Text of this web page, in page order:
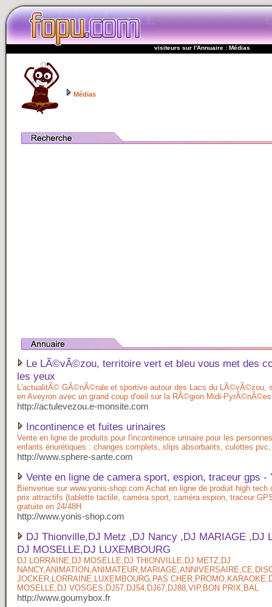
visiteurs sur l'Annuaire : Médias
Médias
Le LÃ©vÃ©zou, territoire vert et bleu vous met des
les yeux
L'actualitÃ© GÃ©nÃ©rale et sportive autour des Lacs du LÃ©vÃ©zou,
en Aveyron avec un grand coup d'oeil sur la RÃ©gion Midi-
http://actulevezou.e-monsite.com
Incontinence et fuites urinaires
Vente en ligne de produits pour l'incontinence urinaire pour les
enfants énurétiques : changes complets, slips absorbants, culottes
http://www.sphere-sante.com
Vente en ligne de camera sport, espion, traceur gps -
Bienvenue sur www.yonis-shop.com Achat en ligne de produit high tech
prix attractifs (tablette tactile, caméra sport, caméra espion, traceur
gratuite en 24/48H
http://www.yonis-shop.com
DJ Thionville,DJ Metz ,DJ Nancy ,DJ MARIAGE ,DJ
DJ MOSELLE,DJ LUXEMBOURG
DJ LORRAINE,DJ MOSELLE,DJ THIONVILLE,DJ METZ,DJ
JOCKER,LORRAINE,LUXEMBOURG,PAS
MOSELLE,DJ VOSGES,DJ57,DJ54,DJ67,DJ88,VIP,BON PRIX,BAL
http://www.goumybox.fr